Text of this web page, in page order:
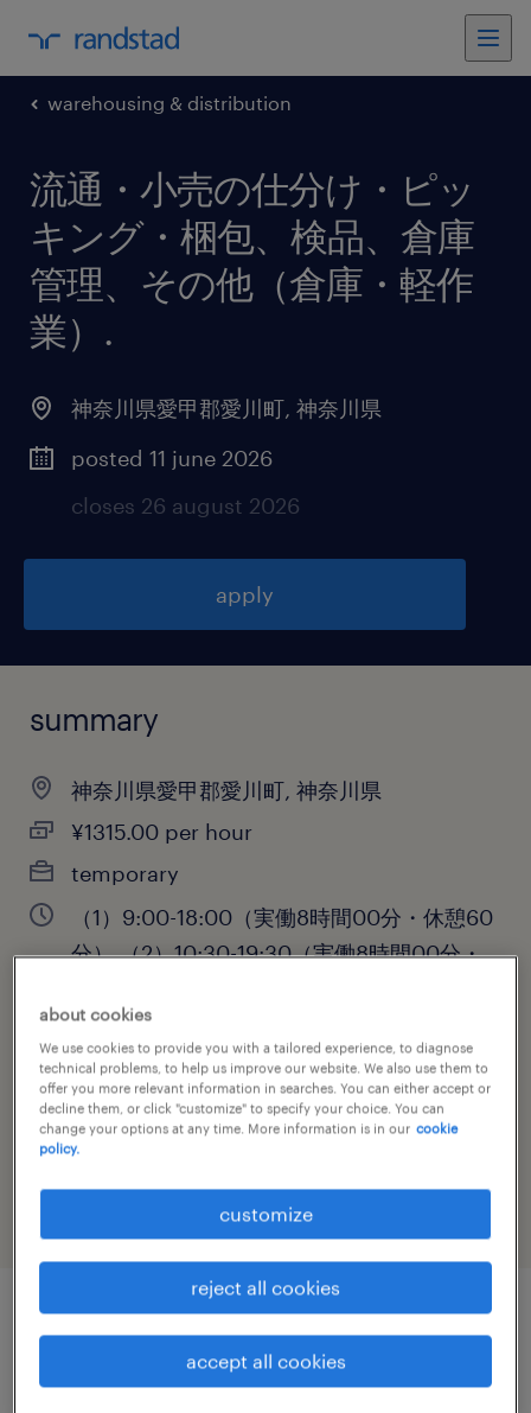
warehousing & distribution
流通・小売の仕分け・ピッ
キング・梱包、検品、倉庫
管理、その他（倉庫・軽作
業） .
神奈川県愛甲郡愛川町, 神奈川県
posted 11 june 2026
closes 26 august 2026
apply
summary
神奈川県愛甲郡愛川町, 神奈川県
¥1315.00 per hour
temporary
（1）9:00-18:00（実働8時間00分・休憩60
分）,（2）10:30-19:30（実働8時間00分・
分・休憩60分）
job category
job details
about cookies
We use cookies to provide you with a tailored experience, to diagnose
technical problems, to help us improve our website. We also use them to
offer you more relevant information in searches. You can either accept or
decline them, or click "customize" to specify your choice. You can
change your options at any time. More information is in our cookie
policy.
customize
reject all cookies
accept all cookies